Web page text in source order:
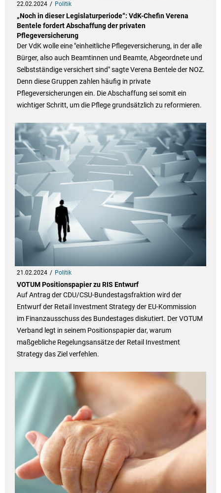
22.02.2024 Politik
„Noch in dieser Legislaturperiode“: VdK-Chefin Verena
Bentele fordert Abschaffung der privaten
Pflegeversicherung
Der VdK wolle eine "einheitliche Pflegeversicherung, in der alle
Bürger, also auch Beamtinnen und Beamte, Abgeordnete und
Selbstständige versichert sind" sagte Verena Bentele der NOZ.
Denn diese Gruppen zahlen häufig in private
Pflegeversicherungen ein. Die Abschaffung sei somit ein
wichtiger Schritt, um die Pflege grundsätzlich zu reformieren.
21.02.2024 Politik
VOTUM Positionspapier zu RIS Entwurf
Auf Antrag der CDU/CSU-Bundestagsfraktion wird der
Entwurf der Retail Investment Strategy der EU-Kommission
im Finanzausschuss des Bundestages diskutiert. Der VOTUM
Verband legt in seinem Positionspapier dar, warum
maßgebliche Regelungsansätze der Retail Investment
Strategy das Ziel verfehlen.